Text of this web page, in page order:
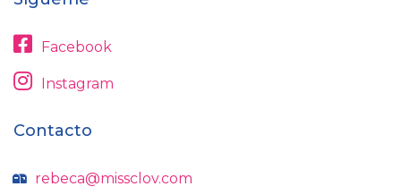
Facebook
Instagram
Contacto
rebeca@missclov.com